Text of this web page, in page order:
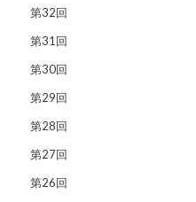
第32回
第31回
第30回
第29回
第28回
第27回
第26回